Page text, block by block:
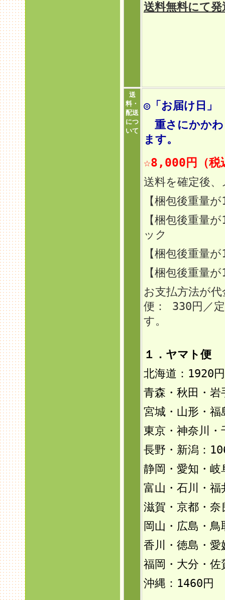
送料無料にて
送
料・
配送
につ
いて
◎「お届け日」
重さにかかわ
ます。
☆8,000円（税
送料を確定後
【梱包後重量
【梱包後重量
ック
【梱包後重量が
【梱包後重量
お支払方法が
便： 330円／
す。
１．ヤマト便
北海道：1920円
青森・秋田・
宮城・山形・
東京・神奈川
長野・新潟：
静岡・愛知・
富山・石川・福
滋賀・京都・
岡山・広島・
香川・徳島・
福岡・大分・
沖縄：1460円